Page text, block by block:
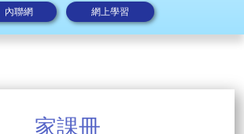
內聯網 網上學習
家課冊